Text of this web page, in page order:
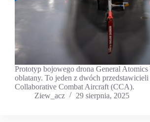
Prototyp bojowego drona General
oblatany. To jeden z dwóch przedstawicieli
Collaborative Combat Aircraft (CCA).
Ziew_acz
29 sierpnia, 2025